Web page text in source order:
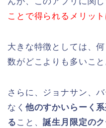
ことで得られるメリッ
大きな特徴としては、
数がどこよりも多いこと
さらに、ジョナサン、
なく 他のすかいらーく
る こと、誕生月限定の